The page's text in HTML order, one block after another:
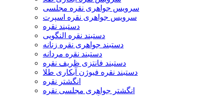
سرویس جواهری نقره مجلسی
سرویس جواهری نقره اسپرت
دستبند نقره
دستبند نقره النگویی
دستبند جواهری نقره زنانه
دستبند نقره مردانه
دستبند فانتزی ظریف نقره
دستبند نقره فیوژن آبکاری طلا
انگشتر نقره
انگشتر جواهری مجلسی نقره